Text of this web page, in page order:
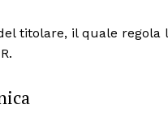
titolare, il quale